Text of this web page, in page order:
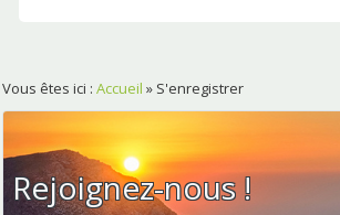
Vous êtes ici : Accueil » S'enregistrer
Rejoignez-nous !